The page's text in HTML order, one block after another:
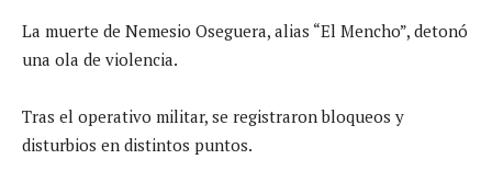
La muerte de Nemesio Oseguera, alias “El Mencho”, detonó
una ola de violencia.
Tras el operativo militar, se registraron bloqueos y
disturbios en distintos puntos.